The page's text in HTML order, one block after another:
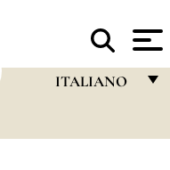
ITALIANO